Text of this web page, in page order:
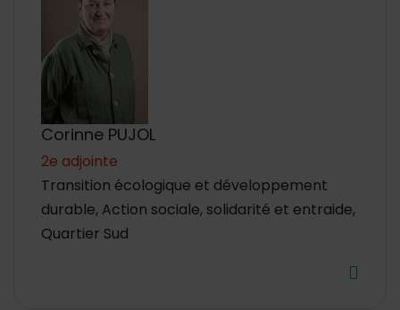
Corinne PUJOL
2e adjointe
Transition écologique et développement
durable, Action sociale, solidarité et entraide,
Quartier Sud